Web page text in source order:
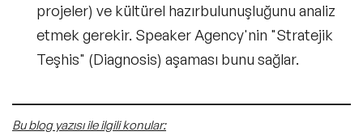
projeler) ve kültürel hazırbulunuşluğunu analiz
etmek gerekir. Speaker Agency'nin "Stratejik
Teşhis" (Diagnosis) aşaması bunu sağlar.
Bu blog yazısı ile ilgili konular: